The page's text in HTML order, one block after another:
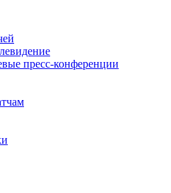
пресс-конференции